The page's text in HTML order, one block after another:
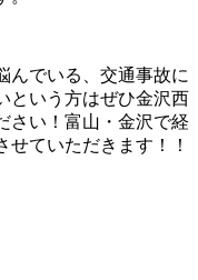
んでいる、交通事故に
という方はぜひ金沢西
さい！富山・金沢で経
ていただきます！！